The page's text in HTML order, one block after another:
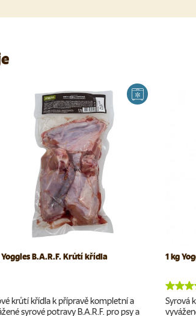
Yoggies B.A.R.F. Krůtí křídla
krůtí křídla k přípravě kompletní a
syrové potravy B.A.R.F. pro psy a
1 kg
Syrová